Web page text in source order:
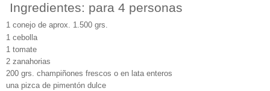
Ingredientes: para 4 personas
1 conejo de aprox. 1.500 grs.
1 cebolla
1 tomate
2 zanahorias
200 grs. champiñones frescos o en lata enteros
una pizca de pimentón dulce